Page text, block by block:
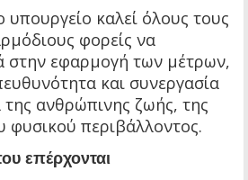
υπουργείο καλεί όλους τους
φορείς να
στην εφαρμογή των μέτρων,
και συνεργασία
της ανθρώπινης ζωής, της
φυσικού περιβάλλοντος.
επέρχονται